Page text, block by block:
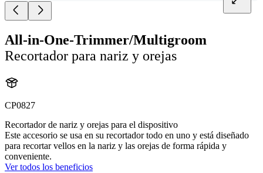
All-in-One-Trimmer/Multigroom
Recortador para nariz y orejas
CP0827
Recortador de nariz y orejas para el dispositivo
Este accesorio se usa en su recortador todo en uno y está diseñado
para recortar vellos en la nariz y las orejas de forma rápida y
conveniente.
Ver todos los beneficios